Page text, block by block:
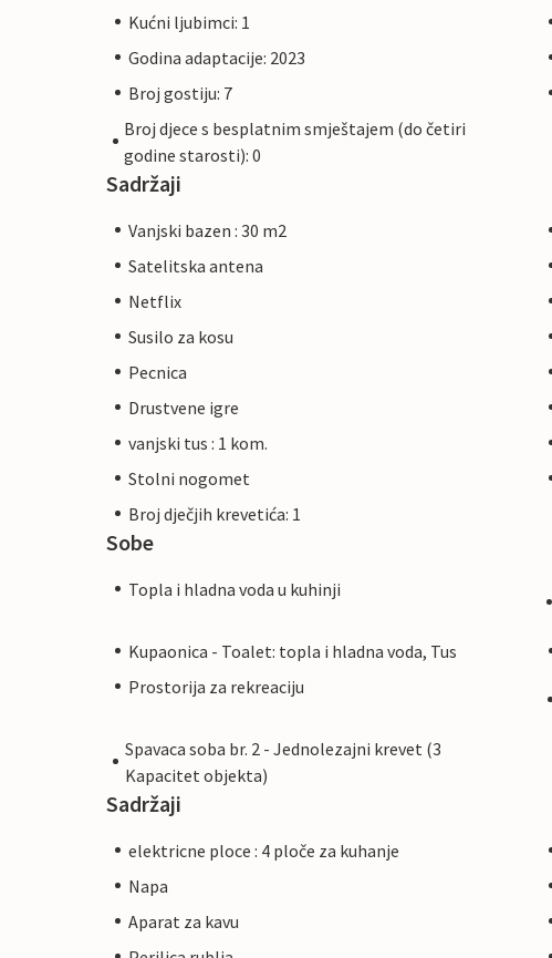
Kućni ljubimci: 1
Godina adaptacije: 2023
Broj gostiju: 7
Broj djece s besplatnim smještajem (do četiri
godine starosti): 0
Sadržaji
Vanjski bazen : 30 m2
Satelitska antena
Netflix
Susilo za kosu
Pecnica
Drustvene igre
vanjski tus : 1 kom.
Stolni nogomet
Broj dječjih krevetića: 1
Sobe
Topla i hladna voda u kuhinji
Kupaonica - Toalet: topla i hladna voda, Tus
Prostorija za rekreaciju
Spavaca soba br. 2 - Jednolezajni krevet (3
Kapacitet objekta)
Sadržaji
elektricne ploce : 4 ploče za kuhanje
Napa
Aparat za kavu